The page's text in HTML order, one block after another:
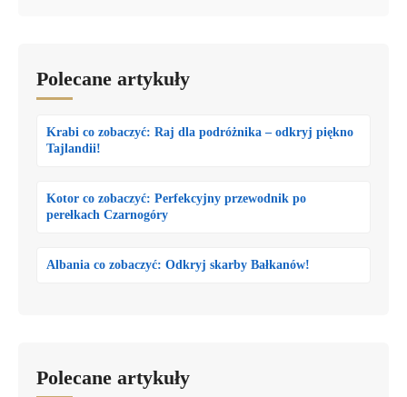
Polecane artykuły
Krabi co zobaczyć: Raj dla podróżnika – odkryj piękno
Tajlandii!
Kotor co zobaczyć: Perfekcyjny przewodnik po
perełkach Czarnogóry
Albania co zobaczyć: Odkryj skarby Bałkanów!
Polecane artykuły